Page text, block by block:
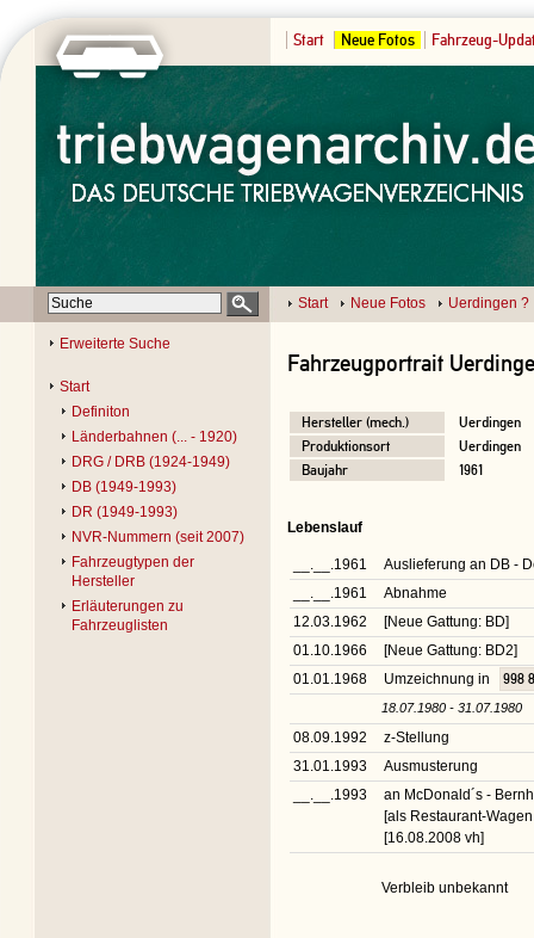
Start Neue Fotos Fahrzeug-
Start Neue Fotos Uerdingen ?
Erweiterte Suche
Start
Definiton
Länderbahnen (... - 1920)
DRG / DRB (1924-1949)
DB (1949-1993)
DR (1949-1993)
NVR-Nummern (seit 2007)
Fahrzeugtypen der
Hersteller
Erläuterungen zu
Fahrzeuglisten
Fahrzeugportrait
Hersteller (mech.)
Uerdingen
Produktionsort
Uerdingen
Baujahr
1961
Lebenslauf
__.__.1961
Auslieferung an DB -
__.__.1961
Abnahme
12.03.1962
[Neue Gattung: BD]
01.10.1966
[Neue Gattung: BD2]
01.01.1968
Umzeichnung in 998
18.07.1980 - 31.07.1980
08.09.1992
z-Stellung
31.01.1993
Ausmusterung
__.__.1993
an McDonald´s -
[als Restaurant-
[16.08.2008 vh]
Verbleib unbekannt